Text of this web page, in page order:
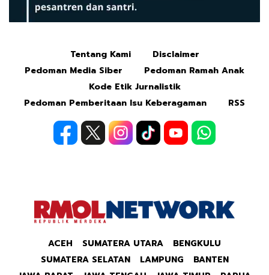
Tentang Kami
Disclaimer
Pedoman Media Siber
Pedoman Ramah Anak
Kode Etik Jurnalistik
Pedoman Pemberitaan Isu Keberagaman
RSS
ACEH SUMATERA UTARA
BENGKULU
SUMATERA SELATAN
LAMPUNG
BANTEN